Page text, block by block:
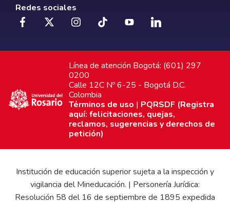
Redes sociales
Línea de atención Bogotá: (601) 297
0200
Calle 12C Nº 6-25 - Bogotá D.C.
Colombia
Términos de uso | PQRSDF (Registra
aquí: felicitaciones, quejas,
reclamos, sugerencias y derechos de
petición)
Institución de educación superior sujeta a la inspección y
vigilancia del Mineducación. | Personería Jurídica:
Resolución 58 del 16 de septiembre de 1895 expedida